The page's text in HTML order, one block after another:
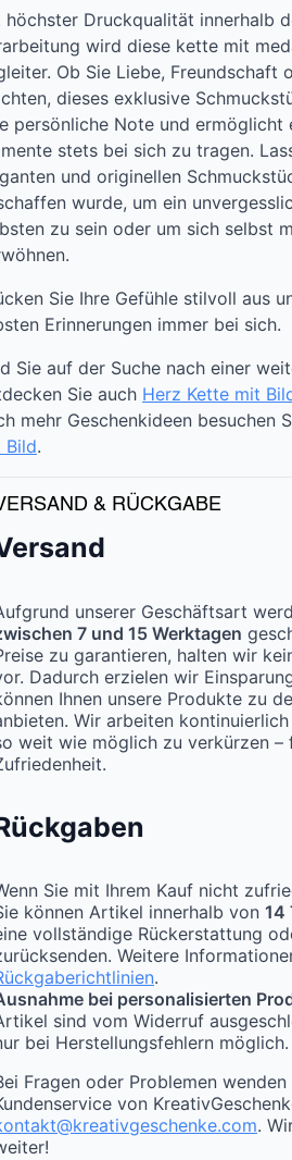
höchster Druckqualität innerhalb
wird diese kette mit
Ob Sie Liebe, Freundschaft
dieses exklusive
persönliche Note und ermöglicht
stets bei sich zu tragen.
und originellen
wurde, um ein
zu sein oder um sich selbst
Sie Ihre Gefühle stilvoll aus
Erinnerungen immer bei sich.
Sie auf der Suche nach einer
Sie auch Herz Kette mit
mehr Geschenkideen besuchen
Bild.
& RÜCKGABE
unserer Geschäftsart
7 und 15 Werktagen
zu garantieren, halten wir
Dadurch erzielen wir
Ihnen unsere Produkte zu
Wir arbeiten
weit wie möglich zu verkürzen –
Sie mit Ihrem Kauf nicht
können Artikel innerhalb von 14
vollständige Rückerstattung
Weitere
.
bei personalisierten
sind vom Widerruf
bei Herstellungsfehlern möglich.
Fragen oder Problemen
von
.